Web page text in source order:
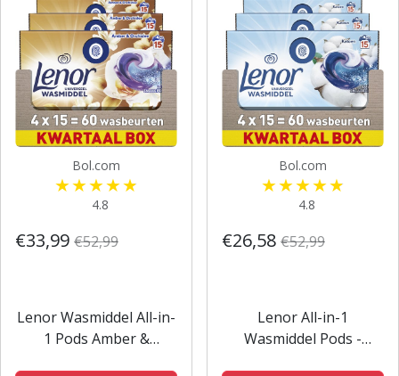
Bol.com
4.8
€33,99 €52,99
Lenor Wasmiddel All-in-
1 Pods Amber &
Bol.com
4.8
€26,58 €52,99
Lenor All-in-1
Wasmiddel Pods -